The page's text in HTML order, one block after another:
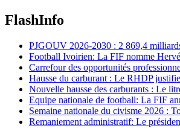
FlashInfo
PJGOUV 2026-2030 : 2 869,4
Football Ivoirien: La FIF nomme
Carrefour des opportunités
Hausse du carburant : Le RHDP
Nouvelle hausse des carburants : Le
Equipe nationale de football: La FIF
Semaine nationale du civisme 2026 :
Remaniement administratif: Le